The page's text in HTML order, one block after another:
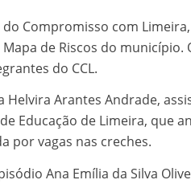
do Compromisso com
de Riscos do
do CCL.
Helvira Arantes Andrade,
Educação de Limeira, que
por vagas nas creches.
Ana Emília da Silva